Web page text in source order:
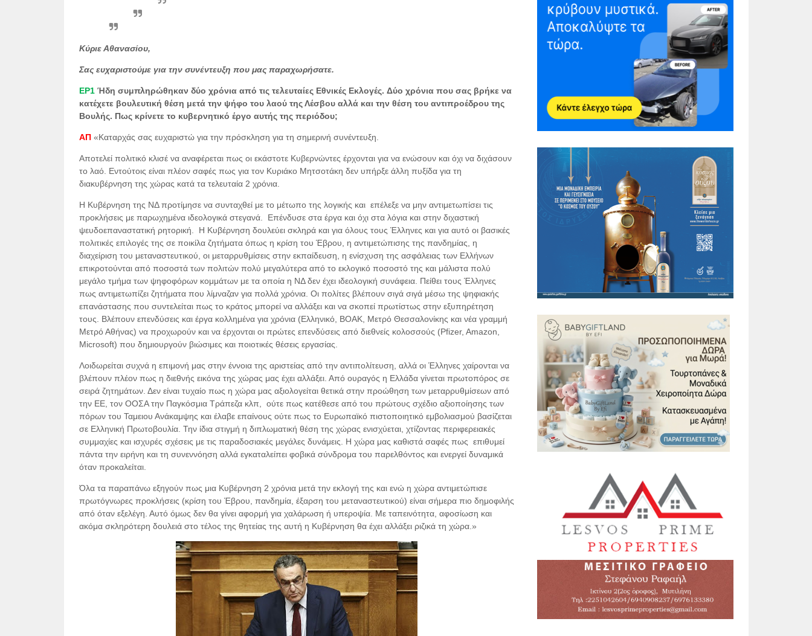
Κύριε Αθανασίου,
Σας ευχαριστούμε για την συνέντευξη που μας παραχωρήσατε.
ΕΡ1Ήδη συμπληρώθηκαν δύο χρόνια από τις τελευταίες Εθνικές Εκλογές. Δύο χρόνια που σας βρήκε να
κατέχετε βουλευτική θέση μετά την ψήφο του λαού της Λέσβου αλλά και την θέση του αντιπροέδρου της
Βουλής. Πως κρίνετε το κυβερνητικό έργο αυτής της περιόδου;
ΑΠ«Καταρχάς σας ευχαριστώ για την πρόσκληση για τη σημερινή συνέντευξη.
Αποτελεί πολιτικό κλισέ να αναφέρεται πως οι εκάστοτε Κυβερνώντες έρχονται για να ενώσουν και όχι να διχάσουν
το λαό. Εντούτοις είναι πλέον σαφές πως για τον Κυριάκο Μητσοτάκη δεν υπήρξε άλλη πυξίδα για τη
διακυβέρνηση της χώρας κατά τα τελευταία 2 χρόνια.
Η Κυβέρνηση της ΝΔ προτίμησε να συνταχθεί με το μέτωπο της λογικής και επέλεξε να μην αντιμετωπίσει τις
προκλήσεις με παρωχημένα ιδεολογικά στεγανά. Επένδυσε στα έργα και όχι στα λόγια και στην διχαστική
ψευδοεπαναστατική ρητορική. Η Κυβέρνηση δουλεύει σκληρά και για όλους τους Έλληνες και για αυτό οι βασικές
πολιτικές επιλογές της σε ποικίλα ζητήματα όπως η κρίση του Έβρου, η αντιμετώπισης της πανδημίας, η
διαχείριση του μεταναστευτικού, οι μεταρρυθμίσεις στην εκπαίδευση, η ενίσχυση της ασφάλειας των Ελλήνων
επικροτούνται από ποσοστά των πολιτών πολύ μεγαλύτερα από το εκλογικό ποσοστό της και μάλιστα πολύ
μεγάλο τμήμα των ψηφοφόρων κομμάτων με τα οποία η ΝΔ δεν έχει ιδεολογική συνάφεια. Πείθει τους Έλληνες
πως αντιμετωπίζει ζητήματα που λίμναζαν για πολλά χρόνια. Οι πολίτες βλέπουν σιγά σιγά μέσω της ψηφιακής
επανάστασης που συντελείται πως το κράτος μπορεί να αλλάξει και να σκοπεί πρωτίστως στην εξυπηρέτηση
τους. Βλέπουν επενδύσεις και έργα κολλημένα για χρόνια (Ελληνικό, ΒΟΑΚ, Μετρό Θεσσαλονίκης και νέα γραμμή
Μετρό Αθήνας) να προχωρούν και να έρχονται οι πρώτες επενδύσεις από διεθνείς κολοσσούς (Pfizer, Amazon,
Microsoft) που δημιουργούν βιώσιμες και ποιοτικές θέσεις εργασίας.
Λοιδωρείται συχνά η επιμονή μας στην έννοια της αριστείας από την αντιπολίτευση, αλλά οι Έλληνες χαίρονται να
βλέπουν πλέον πως η διεθνής εικόνα της χώρας μας έχει αλλάξει. Από ουραγός η Ελλάδα γίνεται πρωτοπόρος σε
σειρά ζητημάτων. Δεν είναι τυχαίο πως η χώρα μας αξιολογείται θετικά στην προώθηση των μεταρρυθμίσεων από
την ΕΕ, τον ΟΟΣΑ την Παγκόσμια Τράπεζα κλπ, ούτε πως κατέθεσε από του πρώτους σχέδιο αξιοποίησης των
πόρων του Ταμειου Ανάκαμψης και έλαβε επαίνους ούτε πως το Ευρωπαϊκό πιστοποιητικό εμβολιασμού βασίζεται
σε Ελληνική Πρωτοβουλία. Την ίδια στιγμή η διπλωματική θέση της χώρας ενισχύεται, χτίζοντας περιφερειακές
συμμαχίες και ισχυρές σχέσεις με τις παραδοσιακές μεγάλες δυνάμεις. Η χώρα μας καθιστά σαφές πως επιθυμεί
πάντα την ειρήνη και τη συνεννόηση αλλά εγκαταλείπει φοβικά σύνδρομα του παρελθόντος και ενεργεί δυναμικά
όταν προκαλείται.
Όλα τα παραπάνω εξηγούν πως μια Κυβέρνηση 2 χρόνια μετά την εκλογή της και ενώ η χώρα αντιμετώπισε
πρωτόγνωρες προκλήσεις (κρίση του Έβρου, πανδημία, έξαρση του μεταναστευτικού) είναι σήμερα πιο δημοφιλής
από όταν εξελέγη. Αυτό όμως δεν θα γίνει αφορμή για χαλάρωση ή υπεροψία. Με ταπεινότητα, αφοσίωση και
ακόμα σκληρότερη δουλειά στο τέλος της θητείας της αυτή η Κυβέρνηση θα έχει αλλάξει ριζικά τη χώρα.»